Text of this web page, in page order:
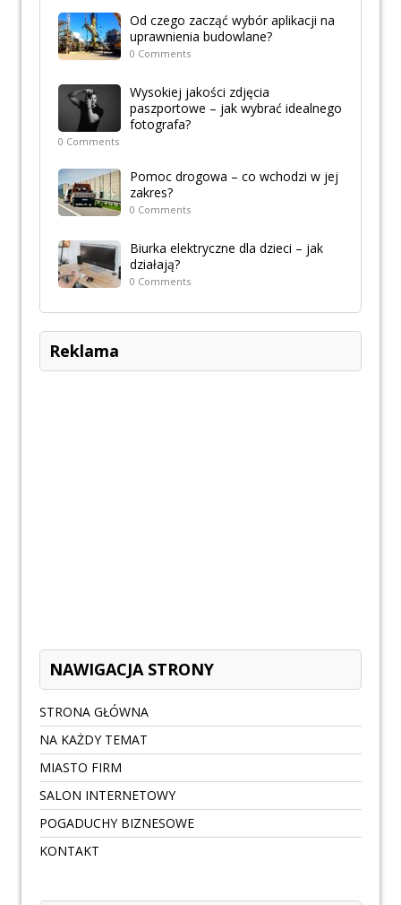
Od czego zacząć wybór aplikacji na
uprawnienia budowlane?
0 Comments
Wysokiej jakości zdjęcia
paszportowe – jak wybrać idealnego
fotografa?
0 Comments
Pomoc drogowa – co wchodzi w jej
zakres?
0 Comments
Biurka elektryczne dla dzieci – jak
działają?
0 Comments
Reklama
NAWIGACJA STRONY
STRONA GŁÓWNA
NA KAŻDY TEMAT
MIASTO FIRM
SALON INTERNETOWY
POGADUCHY BIZNESOWE
KONTAKT